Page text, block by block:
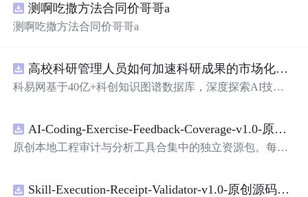
测啊吃撒方法合同价哥哥a
测啊吃撒方法合同价哥哥a
高校科研管理人员如何加速科研成果的市场化转化？.docx
科易网基于40亿+科创知识图谱数据库，深度探索AI技术
新领域的AI+数智化解决方案，推动科技创新与产业创新
智能化发展。
AI-Coding-Exercise-Feedback-Coverage-v1.0-原创源码与文档.zip
原创本地工程审计与分析工具合集中的独立资源包。每个
README、运行说明、功能清单、MIT License及原创与授
Skill-Execution-Receipt-Validator-v1.0-原创源码与文档.zip